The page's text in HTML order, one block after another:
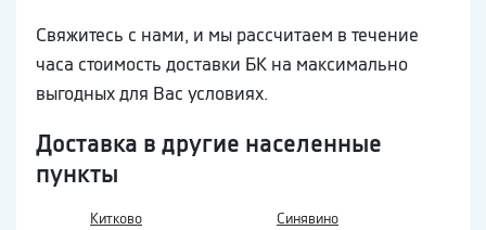
Свяжитесь с нами, и мы рассчитаем в течение
часа стоимость доставки БК на максимально
выгодных для Вас условиях.
Доставка в другие населенные
пункты
Китково Синявино